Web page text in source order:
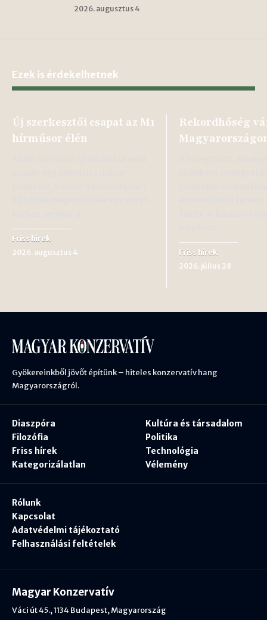
2026. augusztus 4
Ezek is érdekelhetnek
Új szerkesztői csapat az M1
hírműsor élén
Friss hírek
2026. augusztus 4
Rekordhőség
Friss hírek
2026. július 28
Gyökereinkből jövőt építünk – hiteles konzervatív hang
Magyarországról.
Diaszpóra
Filozófia
Friss hírek
Kategorizálatlan
Kultúra és társadalom
Politika
Technológia
Vélemény
Rólunk
Kapcsolat
Adatvédelmi tájékoztató
Felhasználási feltételek
Magyar Konzervatív
Váci út 45., 1134 Budapest, Magyarország